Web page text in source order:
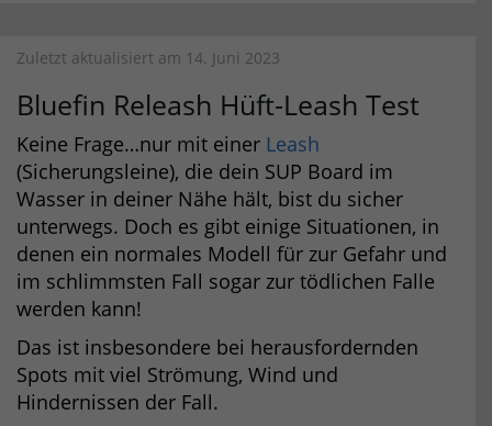
Zuletzt aktualisiert am 14. Juni 2023
Bluefin Releash Hüft-Leash Test
Keine Frage…nur mit einer Leash
(Sicherungsleine), die dein SUP Board im
Wasser in deiner Nähe hält, bist du sicher
unterwegs. Doch es gibt einige Situationen, in
denen ein normales Modell für zur Gefahr und
im schlimmsten Fall sogar zur tödlichen Falle
werden kann!
Das ist insbesondere bei herausfordernden
Spots mit viel Strömung, Wind und
Hindernissen der Fall.